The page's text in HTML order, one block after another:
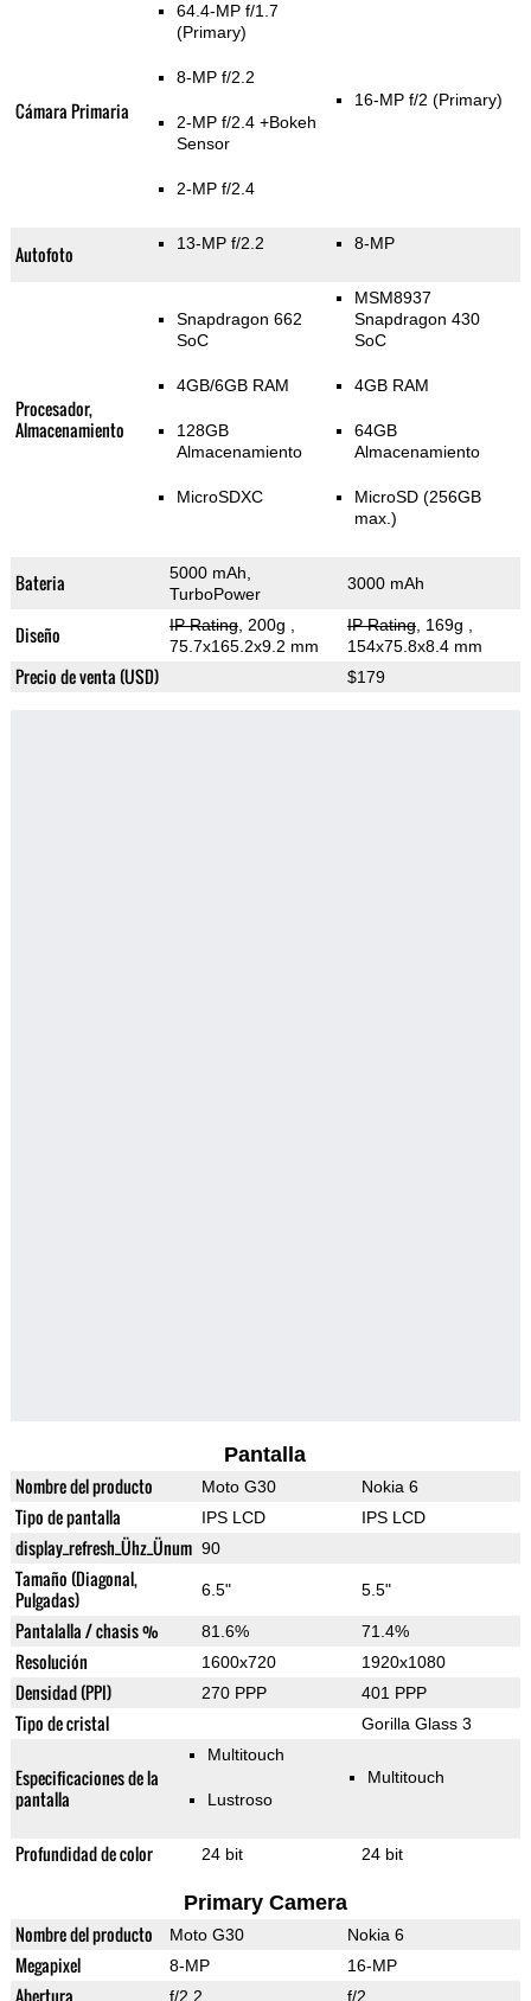
Cámara Primaria
64.4-MP f/1.7
(Primary)
8-MP f/2.2
2-MP f/2.4 +Bokeh
Sensor
2-MP f/2.4
16-MP f/2 (Primary)
Autofoto 13-MP f/2.2 8-MP
Procesador,
Almacenamiento
Snapdragon 662
SoC
4GB/6GB RAM
128GB
Almacenamiento
MicroSDXC
MSM8937
Snapdragon 430
SoC
4GB RAM
64GB
Almacenamiento
MicroSD (256GB
max.)
Bateria
5000 mAh,
TurboPower
3000 mAh
Diseño IP Rating, 200g
75.7x165.2x9.2 mm
IP Rating, 169g
154x75.8x8.4 mm
Precio de venta (USD) $179
Pantalla
Nombre del producto Moto G30 Nokia 6
Tipo de pantalla IPS LCD IPS LCD
display_refresh_Ühz_Ünum 90
Tamaño (Diagonal,
Pulgadas)
6.5" 5.5"
Pantalalla / chasis % 81.6% 71.4%
Resolución 1600x720 1920x1080
Densidad (PPI) 270 PPP 401 PPP
Tipo de cristal Gorilla Glass 3
Especificaciones de la
pantalla
Multitouch
Lustroso
Multitouch
Profundidad de color 24 bit 24 bit
Primary Camera
Nombre del producto Moto G30 Nokia 6
Megapixel 8-MP 16-MP
Abertura f/2.2 f/2